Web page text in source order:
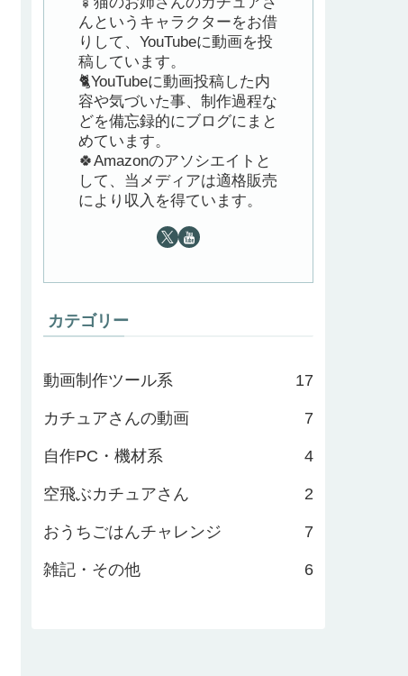
んというキャラクターをお借
りして、YouTubeに動画を投
稿しています。
🐈YouTubeに動画投稿した内
容や気づいた事、制作過程な
どを備忘録的にブログにまと
めています。
🍀Amazonのアソシエイトと
して、当メディアは適格販売
により収入を得ています。
カテゴリー
動画制作ツール系 17
カチュアさんの動画 7
自作PC・機材系 4
空飛ぶカチュアさん 2
おうちごはんチャレンジ 7
雑記・その他 6